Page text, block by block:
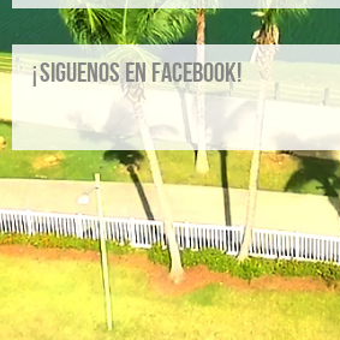
¡Siguenos en Facebook!